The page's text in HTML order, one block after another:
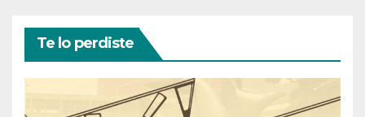
Te lo perdiste